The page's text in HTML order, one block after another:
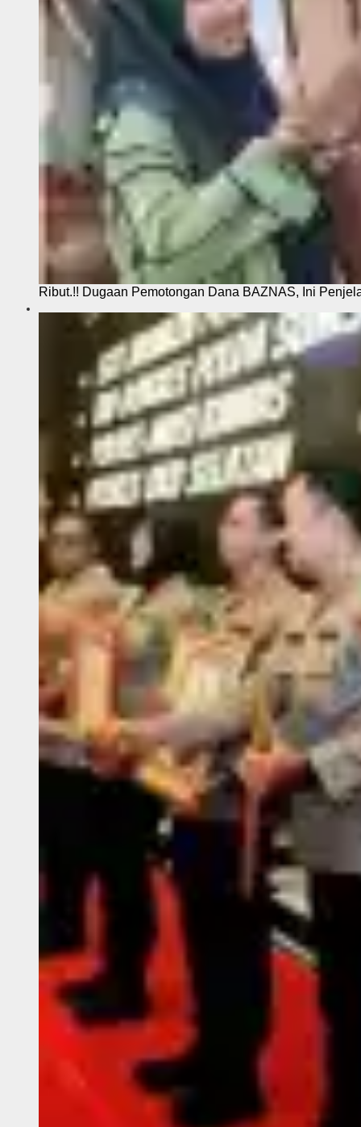
Ribut.!! Dugaan Pemotongan Dana BAZNAS, Ini